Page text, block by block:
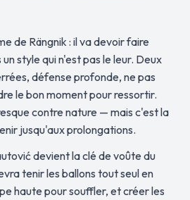
de Rängnik : il va devoir faire
style qui n'est pas le leur. Deux
défense profonde, ne pas
le bon moment pour ressortir.
contre nature — mais c'est la
jusqu'aux prolongations.
devient la clé de voûte du
tenir les ballons tout seul en
haute pour souffler, et créer les